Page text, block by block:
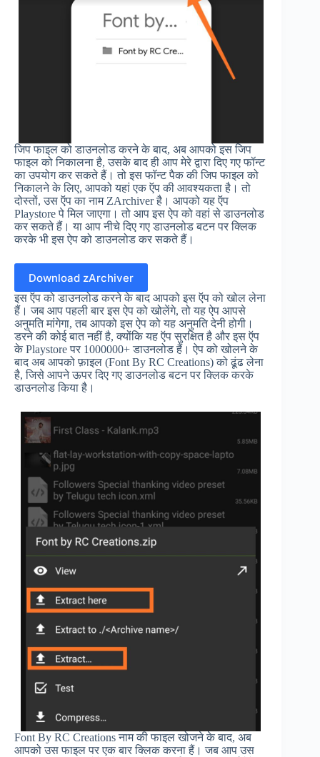
जिप फाइल को डाउनलोड करने के बाद, अब आपको इस जिप
फाइल को निकालना है, उसके बाद ही आप मेरे द्वारा दिए गए फॉन्ट
का उपयोग कर सकते हैं। तो इस फॉन्ट पैक की जिप फाइल को
निकालने के लिए, आपको यहां एक ऍप की आवश्यकता है। तो
दोस्तों, उस ऍप का नाम ZArchiver है। आपको यह ऍप
Playstore पे मिल जाएगा। तो आप इस ऐप को वहां से डाउनलोड
कर सकते हैं। या आप नीचे दिए गए डाउनलोड बटन पर क्लिक
करके भी इस ऐप को डाउनलोड कर सकते हैं।
Download zArchiver
इस ऍप को डाउनलोड करने के बाद आपको इस ऍप को खोल लेना
हैं। जब आप पहली बार इस ऐप को खोलेंगे, तो यह ऐप आपसे
अनुमति मांगेगा, तब आपको इस ऐप को यह अनुमति देनी होगी।
डरने की कोई बात नहीं है, क्योंकि यह ऍप सुरक्षित है और इस ऍप
के Playstore पर 1000000+ डाउनलोड हैं। ऐप को खोलने के
बाद अब आपको फ़ाइल (Font By RC Creations) को ढूंढ लेना
है, जिसे आपने ऊपर दिए गए डाउनलोड बटन पर क्लिक करके
डाउनलोड किया है।
Font By RC Creations नाम की फाइल खोजने के बाद, अब
आपको उस फाइल पर एक बार क्लिक करना हैं। जब आप उस